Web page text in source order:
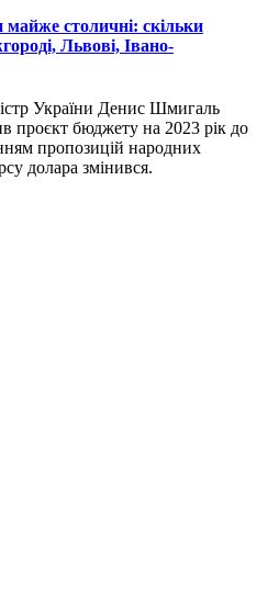
майже столичні: скільки
Львові, Івано-
України Денис Шмигаль
проєкт бюджету на 2023 рік до
пропозицій народних
долара змінився.